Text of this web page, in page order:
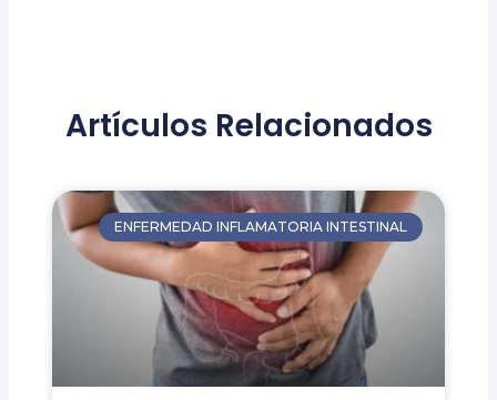
Artículos Relacionados
ENFERMEDAD INFLAMATORIA INTESTINAL